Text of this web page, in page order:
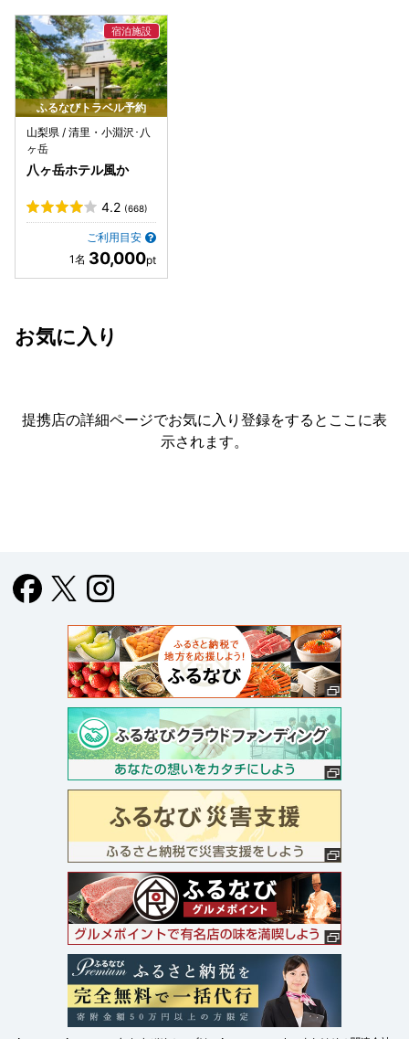
ふるなびトラベル予約
山梨県 / 清里・小淵沢･八
ヶ岳
八ヶ岳ホテル風か
4.2 (668)
ご利用目安
30,000
お気に入り
提携店の詳細ページでお気に入り登録をすると ここに表
示されます。